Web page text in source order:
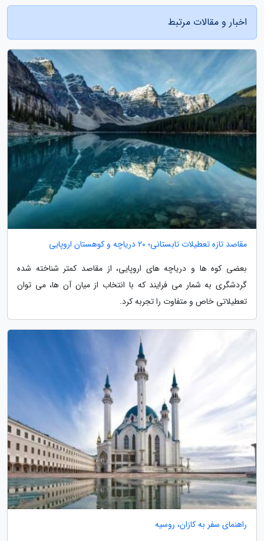
اخبار و مقالات مرتبط
مقاصد تازه تعطیلات تابستانی؛ 20 دریاچه و کوهستان اروپایی
بعضی کوه ها و دریاچه های اروپایی، از مقاصد کمتر شناخته شده
گردشگری به شمار می فرایند که با انتخاب از میان آن ها، می توان
تعطیلاتی خاص و متفاوت را تجربه کرد.
راهنمای سفر به کازان، روسیه